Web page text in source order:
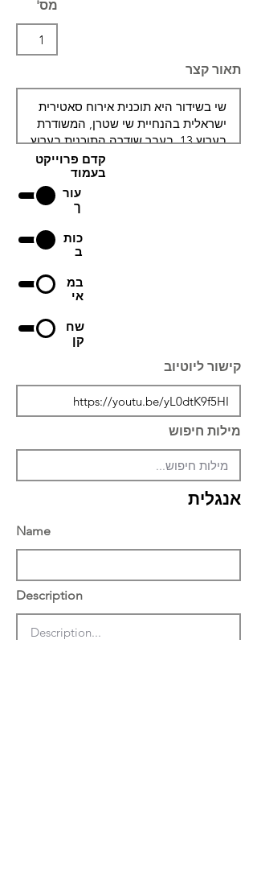
מס'
תאור קצר
קדם פרוייקט
בעמוד
עור
ך
כות
ב
במ
אי
שח
קן
קישור ליוטיוב
מילות חיפוש
אנגלית
Name
Description